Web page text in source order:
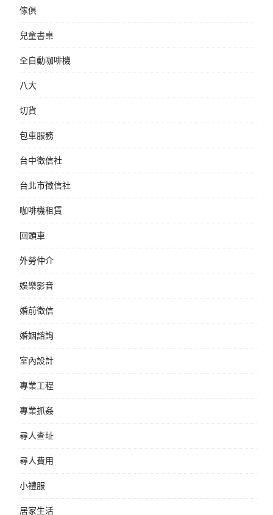
傢俱
兒童書桌
全自動咖啡機
八大
切貨
包車服務
台中徵信社
台北市徵信社
咖啡機租賃
回頭車
外勞仲介
娛樂影音
婚前徵信
婚姻諮詢
室內設計
專業工程
專業抓姦
尋人查址
尋人費用
小禮服
居家生活